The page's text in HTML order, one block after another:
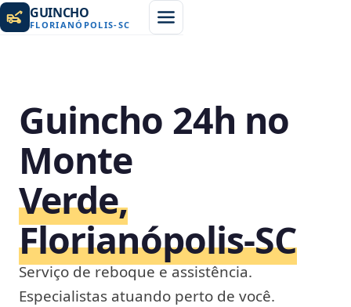
GUINCHO
FLORIANÓPOLIS-SC
Guincho 24h no
Monte
Verde,
Florianópolis‑SC
Serviço de reboque e assistência.
Especialistas atuando perto de você.